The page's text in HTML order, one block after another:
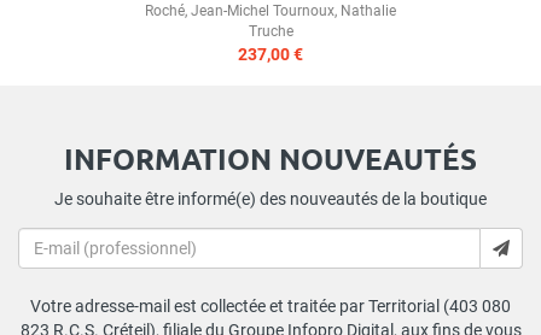
Roché, Jean-Michel Tournoux, Nathalie
Truche
237,00 €
INFORMATION NOUVEAUTÉS
Je souhaite être informé(e) des nouveautés de la boutique
Votre adresse-mail est collectée et traitée par Territorial (403 080
823 R.C.S. Créteil), filiale du Groupe Infopro Digital, aux fins de vous